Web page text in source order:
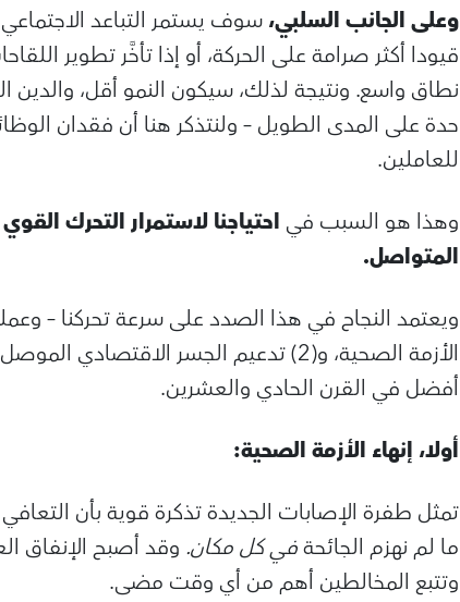
وعلى الجانب السلبي،سوف يستمر التباعد
قيودا أكثر صرامة على الحركة، أو إذا تأخَّر تطوير
نطاق واسع. ونتيجة لذلك، سيكون النمو أقل، والدين
حدة على المدى الطويل – ولنتذكر هنا أن فقدان
للعاملين.
وهذا هو السبب في احتياجنا لاستمرار التحرك
المتواصل.
أفضل في القرن الحادي والعشرين.
أولا، إنهاء الأزمة الصحية:
تمثل طفرة الإصابات الجديدة تذكرة قوية بأن
ما لم نهزم الجائحةفيكل مكان. وقد أصبح الإنفاق
وتتبع المخالطين أهم من أي وقت مضى.